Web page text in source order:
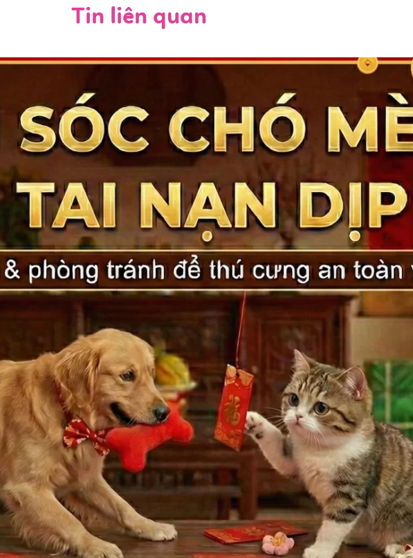
Tin liên quan